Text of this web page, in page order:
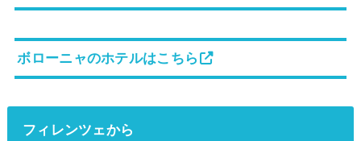
ボローニャのホテルはこちら
フィレンツェから